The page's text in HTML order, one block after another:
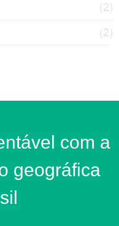
(2)
(2)
com a
geográfica